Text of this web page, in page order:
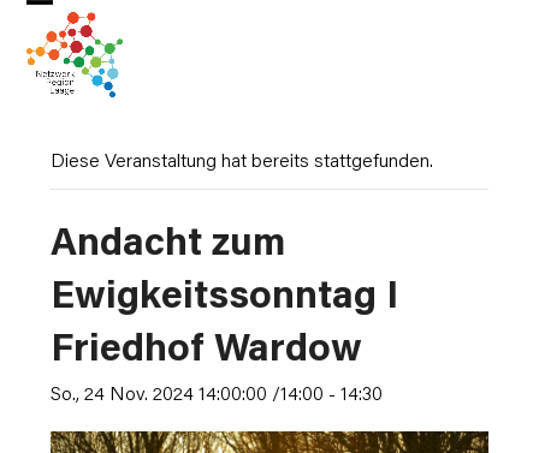
Skip
content
Open
mobile
menu
Close
mobile
menu
Diese Veranstaltung hat bereits stattgefunden.
Andacht zum
Ewigkeitssonntag I
Friedhof Wardow
So., 24 Nov. 2024 14:00:00 /14:00 -14:30